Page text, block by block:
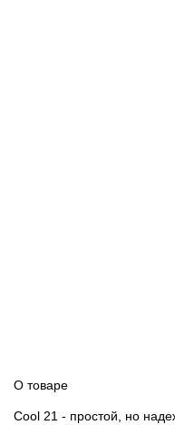
О товаре
Cool 21 - простой, но